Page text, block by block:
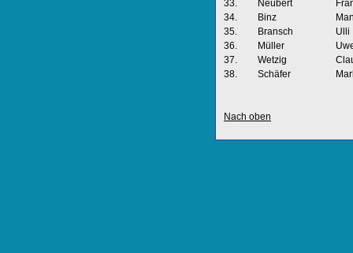
33. Neubert
34.
Binz
35.
Bransch
Ulli
36.
Müller
37.
Wetzig
38.
Schäfer
Nach oben